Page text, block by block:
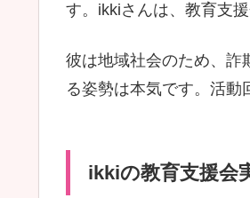
す。ikkiさんは、教育支
彼は地域社会のため、詐
る姿勢は本気です。活動
ikkiの教育支援会